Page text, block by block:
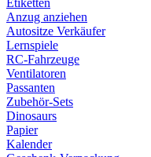
Etiketten
Anzug anziehen
Autositze Verkäufer
Lernspiele
RC-Fahrzeuge
Ventilatoren
Passanten
Zubehör-Sets
Dinosaurs
Papier
Kalender